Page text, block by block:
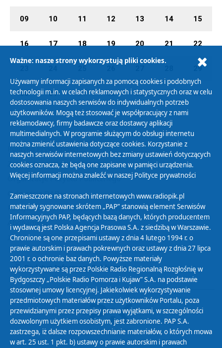
09 10 11 12 13 14 15
16 17 18 19 20 21 22
29
30 31 01 02 03 04 05
Polityka Prywatności
Zasady korzystania z Serwisu
Organizacje Pożytku Publicznego
Cyfryzacja DAB+
Polityka ochrony danych osobowych
Abonament
Zamówienia publiczne
Biuletyn Informacji Publicznej
Ważne: nasze strony wykorzystują pliki cookies.
Używamy informacji zapisanych za pomocą cookies i podobnych
technologii m.in. w celach reklamowych i statystycznych oraz w celu
dostosowania naszych serwisów do indywidualnych potrzeb
użytkowników. Mogą też stosować je współpracujący z nami
reklamodawcy, firmy badawcze oraz dostawcy aplikacji
multimedialnych. W programie służącym do obsługi internetu
można zmienić ustawienia dotyczące cookies. Korzystanie z
naszych serwisów internetowych bez zmiany ustawień dotyczących
cookies oznacza, że będą one zapisane w pamięci urządzenia.
Więcej informacji można znaleźć w naszej Polityce prywatności
Zamieszczone na stronach internetowych www.radiopik.pl
materiały sygnowane skrótem „PAP” stanowią element Serwisów
Informacyjnych PAP, będących bazą danych, których producentem
i wydawcą jest Polska Agencja Prasowa S.A. z siedzibą w Warszawie.
Chronione są one przepisami ustawy z dnia 4 lutego 1994 r. o
prawie autorskim i prawach pokrewnych oraz ustawy z dnia 27 lipca
2001 r. o ochronie baz danych. Powyższe materiały
wykorzystywane są przez Polskie Radio Regionalną Rozgłośnię w
Bydgoszczy „Polskie Radio Pomorza i Kujaw” S.A. na podstawie
stosownej umowy licencyjnej. Jakiekolwiek wykorzystywanie
przedmiotowych materiałów przez użytkowników Portalu, poza
przewidzianymi przez przepisy prawa wyjątkami, w szczególności
dozwolonym użytkiem osobistym, jest zabronione. PAP S.A.
zastrzega, iż dalsze rozpowszechnianie materiałów, o których mowa
w art. 25 ust. 1 pkt. b) ustawy o prawie autorskim i prawach